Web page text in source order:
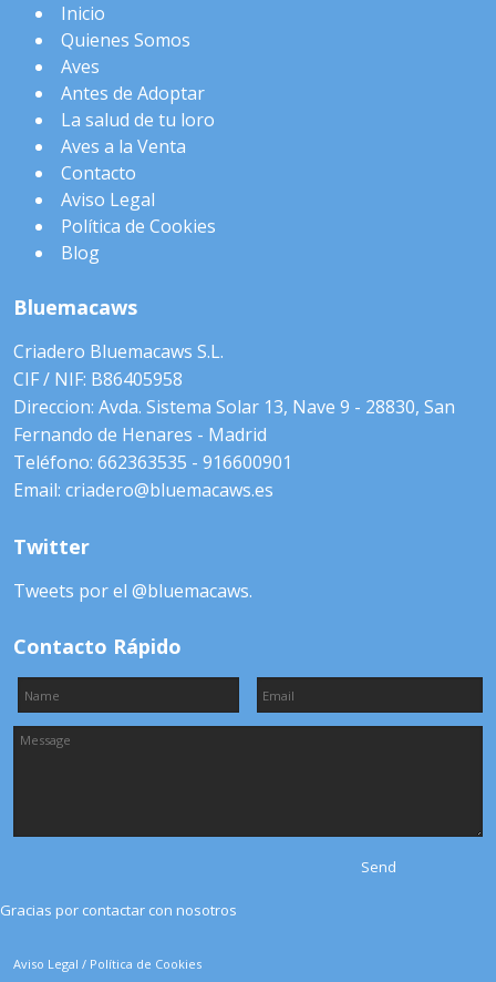
Inicio
Quienes Somos
Aves
Antes de Adoptar
La salud de tu loro
Aves a la Venta
Contacto
Aviso Legal
Política de Cookies
Blog
Bluemacaws
Criadero Bluemacaws S.L.
CIF / NIF: B86405958
Direccion: Avda. Sistema Solar 13, Nave 9 - 28830, San
Fernando de Henares - Madrid
Teléfono: 662363535 - 916600901
Email: criadero@bluemacaws.es
Twitter
Tweets por el @bluemacaws.
Contacto Rápido
Gracias por contactar con nosotros
Aviso Legal / Política de Cookies